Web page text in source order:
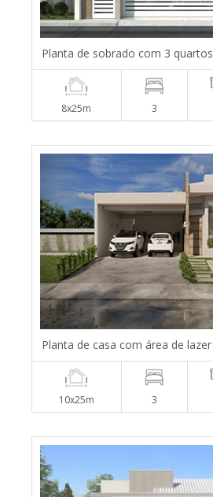
Planta de sobrado com 3 quartos
8x25m 3
Planta de casa com área de lazer
10x25m 3